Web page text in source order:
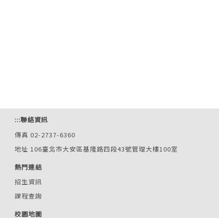
:::聯絡資訊
傳真 02-2737-6360
地址 106臺北市大安區基隆路四段43號管理大樓100室
熱門連結
招生資訊
課程查詢
校園地圖